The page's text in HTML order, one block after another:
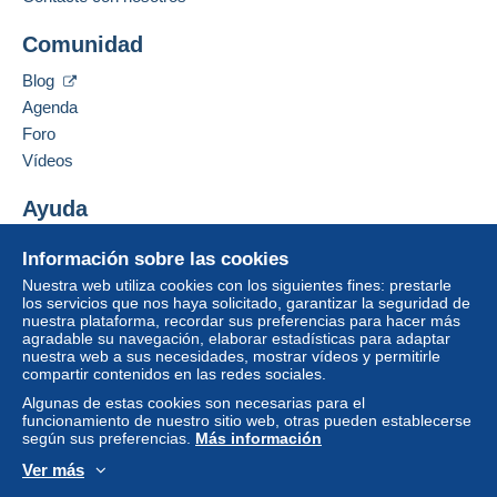
Un pago que no pase por
integrado a la página
vendedor al comprador. Una compra no pagada
cláusulas relativas al pago, estas se considerarán
nulas. Las condiciones de pago de la página web
Delcampe, tal y como se definen en las
Las compras deben pagarse en un plazo de14
díasa partir de la recepción de la declaración final
del vendedor.
Derecho de retracto|Gastos de devolución a
cargo del comprador.
Para saber el plazo de devolución y de reembolso
del artículo,
Dirección profesional:
32 RUE GEORGES CLÉMENCEAU
46000
Añadir ese vendedor a los favoritos
Ocultar los objetos de este vendedor
Información sobre las cookies
Nuestra web utiliza cookies con los siguientes fines: prestarle
los servicios que nos haya solicitado, garantizar la seguridad de
nuestra plataforma, recordar sus preferencias para hacer más
agradable su navegación, elaborar estadísticas para adaptar
nuestra web a sus necesidades, mostrar vídeos y permitirle
compartir contenidos en las redes sociales.
Algunas de estas cookies son necesarias para el
funcionamiento de nuestro sitio web, otras pueden establecerse
según sus preferencias. Más información
Ver más
Comunidad
Blog
Agenda
Foro
Vídeos
Ayuda
Comprar en Delcampe
Vender en Delcampe
Una página securizada